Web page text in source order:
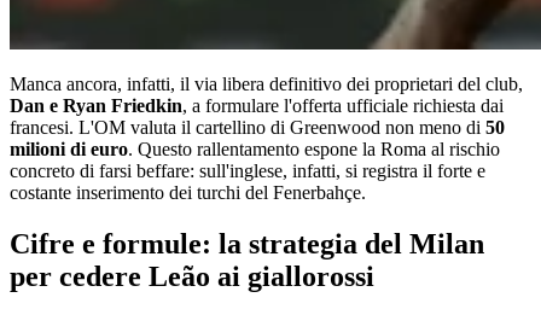
Manca ancora, infatti, il via libera definitivo dei proprietari del club,
Dan e Ryan Friedkin, a formulare l'offerta ufficiale richiesta dai
francesi. L'OM valuta il cartellino di Greenwood non meno di 50
milioni di euro. Questo rallentamento espone la Roma al rischio
concreto di farsi beffare: sull'inglese, infatti, si registra il forte e
costante inserimento dei turchi del Fenerbahçe.
Cifre e formule: la strategia del Milan
per cedere Leão ai giallorossi